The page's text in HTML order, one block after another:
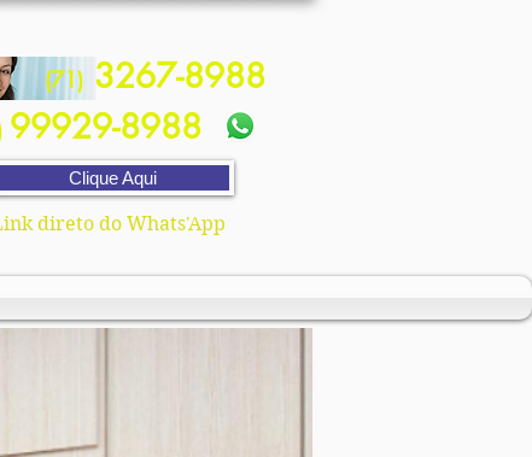
(71) 3267-8988
99929-8988
Clique Aqui
direto do Whats'App